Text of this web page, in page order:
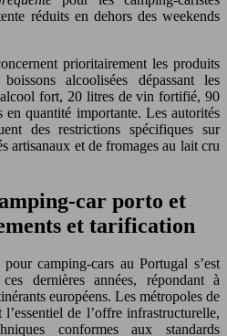
réduits en dehors des weekends
prioritairement les produits
alcoolisées dépassant les
fort, 20 litres de vin fortifié, 90
quantité importante. Les autorités
des restrictions spécifiques sur
artisanaux et de fromages au lait cru
car porto et
et tarification
camping-cars au Portugal s’est
dernières années, répondant à
européens. Les métropoles de
de l’offre infrastructurelle,
conformes aux standards